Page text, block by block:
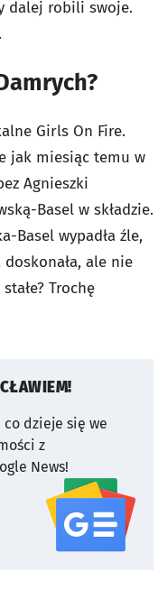
dalej robili swoje.
Girls On Fire.
jak miesiąc temu w
Agnieszki
Basel w składzie.
Basel wypadła źle,
doskonała, ale nie
Trochę
dzieje się we
z
News!
serwisu